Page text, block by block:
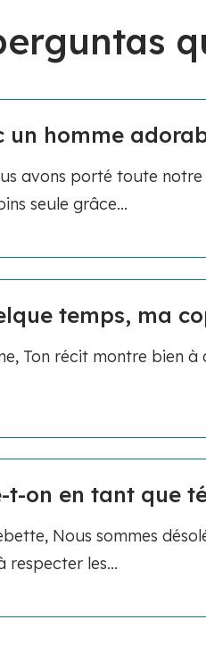
un homme
avons porté toute
seule grâce...
temps, ma
Ton récit montre bien
t-on en tant que
Nous sommes
respecter les...